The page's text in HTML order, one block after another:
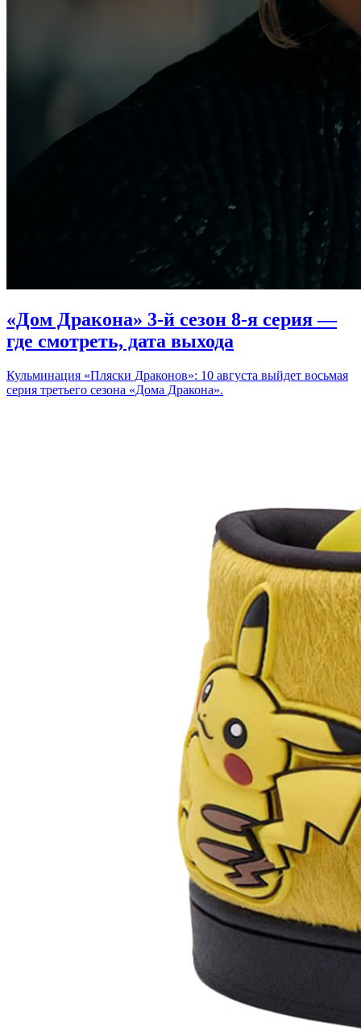
«Дом Дракона» 3-й сезон 8-я серия —
где смотреть, дата выхода
Кульминация «Пляски Драконов»: 10 августа выйдет восьмая
серия третьего сезона «Дома Дракона».